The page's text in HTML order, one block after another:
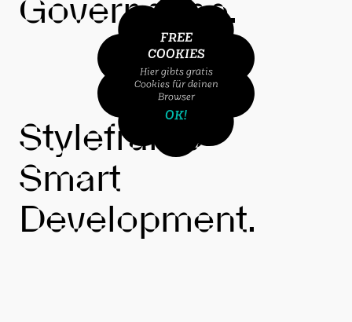
Governance.
Styleframe
Smart
Development.
FREE
COOKIES
Hier gibts gratis
Cookies für deinen
Browser
OK!